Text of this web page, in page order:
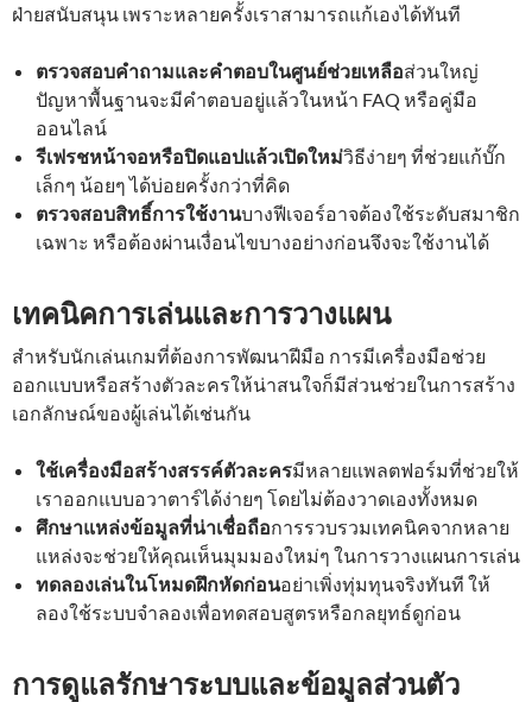
ฝ่ายสนับสนุน เพราะหลายครั้งเราสามารถแก้เองได้ทันที
ตรวจสอบคำถามและคำตอบในศูนย์ช่วยเหลือส่วนใหญ่
ปัญหาพื้นฐานจะมีคำตอบอยู่แล้วในหน้า FAQ หรือคู่มือ
ออนไลน์
รีเฟรชหน้าจอหรือปิดแอปแล้วเปิดใหม่วิธีง่ายๆ ที่ช่วยแก้บั๊ก
เล็กๆ น้อยๆ ได้บ่อยครั้งกว่าที่คิด
ตรวจสอบสิทธิ์การใช้งานบางฟีเจอร์อาจต้องใช้ระดับสมาชิก
เฉพาะ หรือต้องผ่านเงื่อนไขบางอย่างก่อนจึงจะใช้งานได้
เทคนิคการเล่นและการวางแผน
สำหรับนักเล่นเกมที่ต้องการพัฒนาฝีมือ การมีเครื่องมือช่วย
ออกแบบหรือสร้างตัวละครให้น่าสนใจก็มีส่วนช่วยในการสร้าง
เอกลักษณ์ของผู้เล่นได้เช่นกัน
ใช้เครื่องมือสร้างสรรค์ตัวละครมีหลายแพลตฟอร์มที่ช่วยให้
เราออกแบบอวาตาร์ได้ง่ายๆ โดยไม่ต้องวาดเองทั้งหมด
ศึกษาแหล่งข้อมูลที่น่าเชื่อถือการรวบรวมเทคนิคจากหลาย
แหล่งจะช่วยให้คุณเห็นมุมมองใหม่ๆ ในการวางแผนการเล่น
ทดลองเล่นในโหมดฝึกหัดก่อนอย่าเพิ่งทุ่มทุนจริงทันที ให้
ลองใช้ระบบจำลองเพื่อทดสอบสูตรหรือกลยุทธ์ดูก่อน
การดูแลรักษาระบบและข้อมูลส่วนตัว